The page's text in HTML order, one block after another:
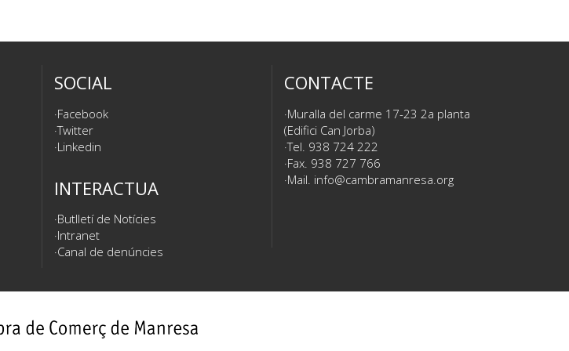
SOCIAL
Facebook
Twitter
Linkedin
INTERACTUA
Butlletí de Notícies
Intranet
Canal de denúncies
CONTACTE
Muralla del carme 17-23 2a planta
(Edifici Can Jorba)
Tel. 938 724 222
Fax. 938 727 766
Mail. info@cambramanresa.org